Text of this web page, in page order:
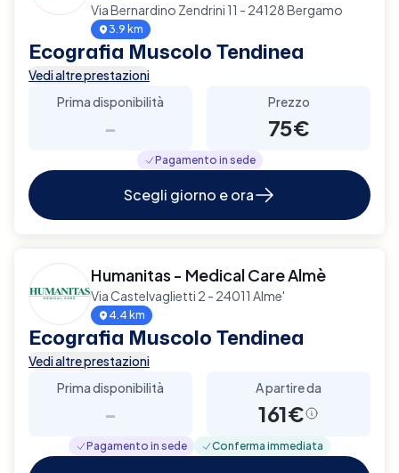
Via Bernardino Zendrini 11 - 24128 Bergamo
3.9 km
Ecografia Muscolo Tendinea
Vedi altre prestazioni
Prima disponibilità
-
Prezzo
75€
Pagamento in sede
Scegli giorno e ora
Humanitas - Medical Care Almè
Via Castelvaglietti 2 - 24011 Alme'
4.4 km
Ecografia Muscolo Tendinea
Vedi altre prestazioni
Prima disponibilità
-
A partire da
161€
Pagamento in sede Conferma immediata